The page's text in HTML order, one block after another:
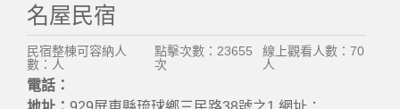
名屋民宿
民宿整棟可容納人
數：人
點擊次數：23655
次
線上觀看人數：70
人
電話：